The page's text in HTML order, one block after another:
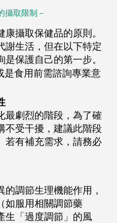
攝取限制－
康攝取保健品的原則。
謝生活，但在以下特定
保護自己的第一步。
食用前需諮詢專業意
最劇烈的階段，為了確
不受干擾，建議此階段
若有補充需求，請務必
調節生理機能作用，
如服用相關調節藥
生「過度調節」的風